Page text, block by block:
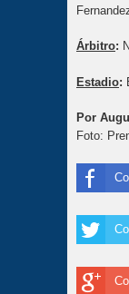
Árbitro:
Estadio:
Por
Foto: